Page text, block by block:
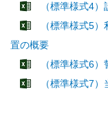
（標準様式4
（標準様式5
置の概要
（標準様式6）
（標準様式7